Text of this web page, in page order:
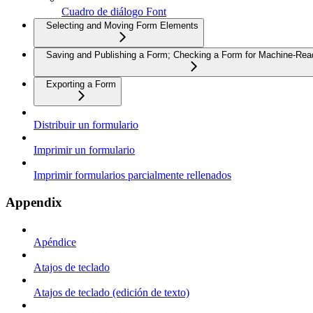
Cuadro de diálogo Font
Selecting and Moving Form Elements
Saving and Publishing a Form; Checking a Form for Machine-
Exporting a Form
Distribuir un formulario
Imprimir un formulario
Imprimir formularios parcialmente rellenados
Appendix
Apéndice
Atajos de teclado
Atajos de teclado (edición de texto)